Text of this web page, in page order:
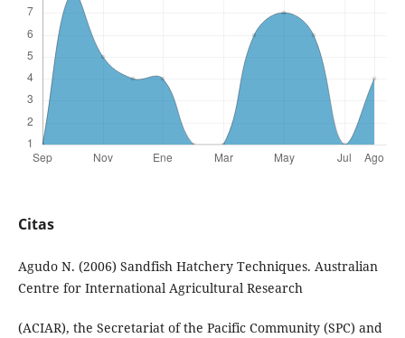
Citas
Agudo N. (2006) Sandfish Hatchery Techniques. Australian
Centre for International Agricultural Research
(ACIAR), the Secretariat of the Pacific Community (SPC) and